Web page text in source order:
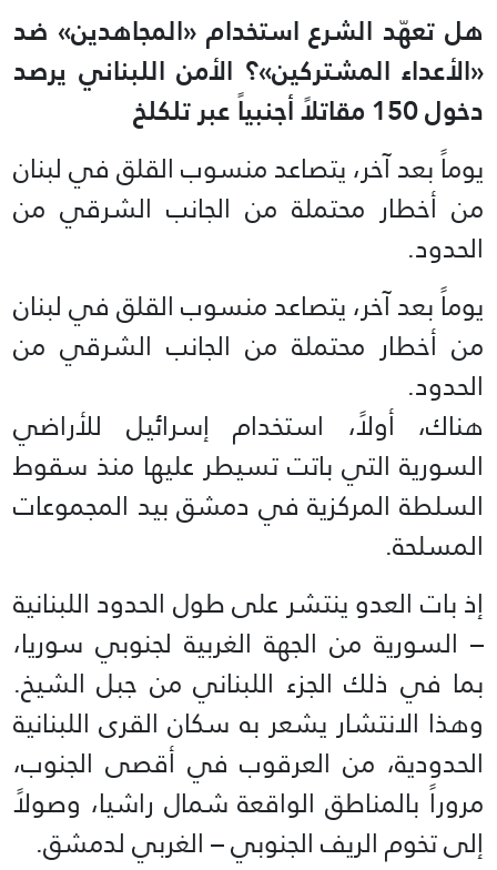
هل تعهّد الشرع استخدام «المجاهدين» ضد
«الأعداء المشتركين»؟ الأمن اللبناني يرصد
دخول 150 مقاتلاً أجنبياً عبر تلكلخ
يوماً بعد آخر، يتصاعد منسوب القلق في لبنان
من أخطار محتملة من الجانب الشرقي من
الحدود.
يوماً بعد آخر، يتصاعد منسوب القلق في لبنان
من أخطار محتملة من الجانب الشرقي من
الحدود.
هناك، أولاً، استخدام إسرائيل للأراضي
السورية التي باتت تسيطر عليها منذ سقوط
السلطة المركزية في دمشق بيد المجموعات
المسلحة.
إذ بات العدو ينتشر على طول الحدود اللبنانية
– السورية من الجهة الغربية لجنوبي سوريا،
بما في ذلك الجزء اللبناني من جبل الشيخ.
وهذا الانتشار يشعر به سكان القرى اللبنانية
الحدودية، من العرقوب في أقصى الجنوب،
مروراً بالمناطق الواقعة شمال راشيا، وصولاً
إلى تخوم الريف الجنوبي – الغربي لدمشق.